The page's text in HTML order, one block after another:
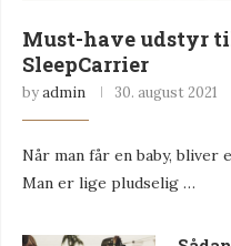
Must-have udstyr
SleepCarrier
byadmin 30. august 2021
Når man får en baby, bliver
Man er lige pludselig …